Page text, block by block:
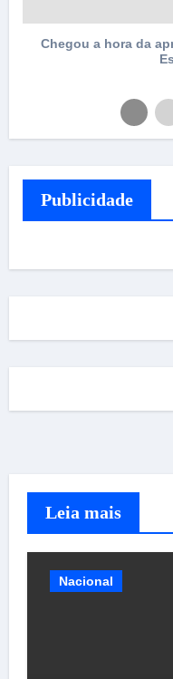
Chegou a hora da
Publicidade
Leia mais
Nacional